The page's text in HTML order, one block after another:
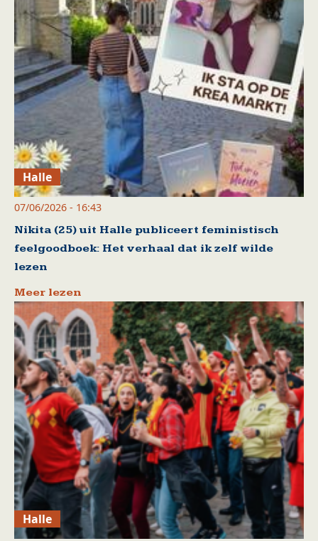
Halle
07/06/2026 - 16:43
Nikita (25) uit Halle publiceert feministisch
feelgoodboek: Het verhaal dat ik zelf wilde
lezen
Meer lezen
Halle